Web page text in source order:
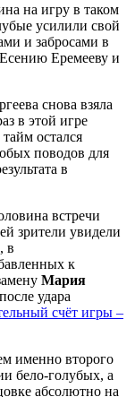
на игру в таком
усилили свой
и забросами в
Еремееву и
снова взяла
в этой игре
остался
поводов для
в
встречи
зрители увидели
в
к
Мария
удара
счёт игры –
именно второго
бело-голубых, а
абсолютно на